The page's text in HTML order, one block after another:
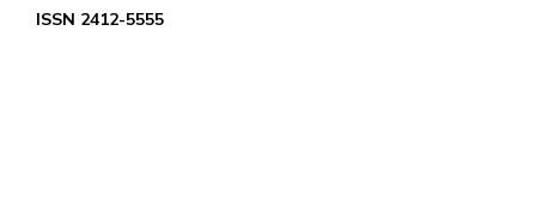
ISSN 2412-5555